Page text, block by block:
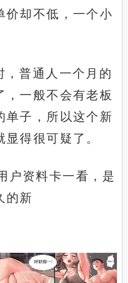
价却不低，一个小
，普通人一个月的
，一般不会有老板
单子，所以这个新
得很可疑了。
户资料卡一看，是
的新